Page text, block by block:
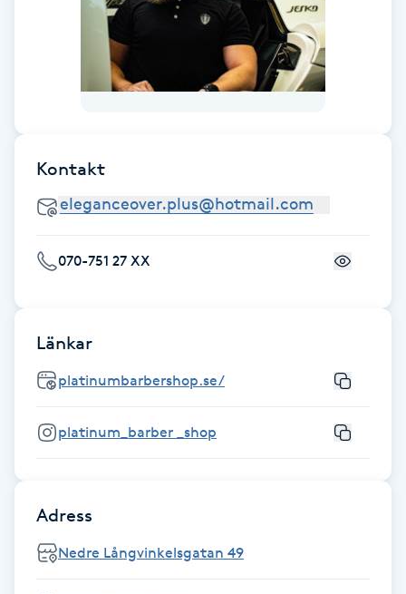
Funktionsanalys
Färgning
Gel naglar
Gelenaglar
Gellack med förstärkning
Gravidmassage
Gravidyoga
Gruppträning
Kontakt
070-751 27 XX
Länkar
platinumbarbershop.se/
platinum_barber _shop
Adress
Nedre Långvinkelsgatan 49